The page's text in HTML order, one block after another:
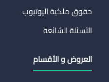
حقوق ملكية اليوتيوب
الأسئلة الشائعة
العروض و الأقسام